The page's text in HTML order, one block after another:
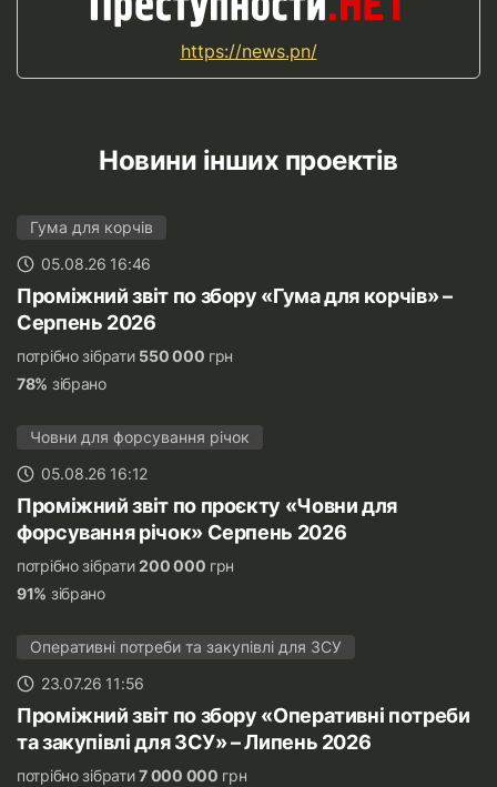
https://news.pn/
Новини інших проектів
Гума для корчів
05.08.26 16:46
Проміжний звіт по збору «Гума для корчів» –
Серпень 2026
потрібно зібрати 550 000 грн
78% зібрано
Човни для форсування річок
05.08.26 16:12
Проміжний звіт по проєкту «Човни для
форсування річок» Серпень 2026
потрібно зібрати200 000 грн
91% зібрано
Оперативні потреби та закупівлі для ЗСУ
23.07.26 11:56
Проміжний звіт по збору «Оперативні потреби
та закупівлі для ЗСУ» – Липень 2026
потрібно зібрати7 000 000 грн